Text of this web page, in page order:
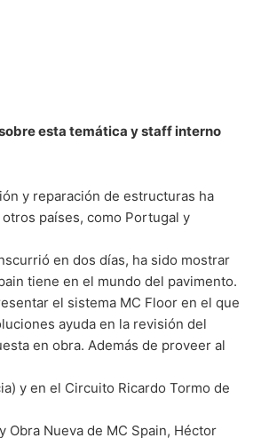
esta temática y staff interno
y reparación de estructuras ha
países, como Portugal y
en dos días, ha sido mostrar
tiene en el mundo del pavimento.
el sistema MC Floor en el que
ayuda en la revisión del
en obra. Además de proveer al
y en el Circuito Ricardo Tormo de
Nueva de MC Spain, Héctor
una queja ante las autoridades
de protección de datos es:
se le entreguen automáticamente a
gratuita sobre cualquiera de sus